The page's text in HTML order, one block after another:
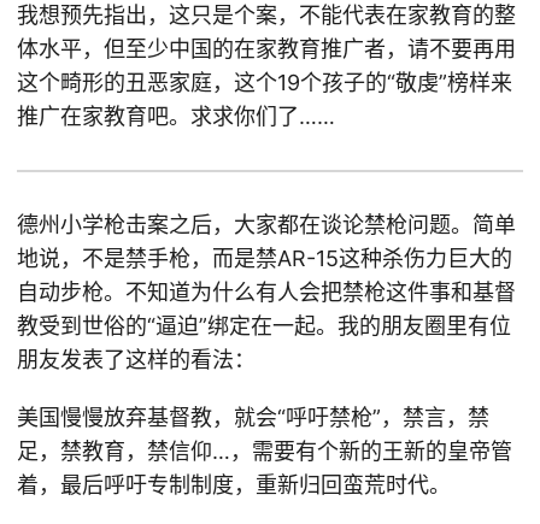
我想预先指出，这只是个案，不能代表在家教育的整
体水平，但至少中国的在家教育推广者，请不要再用
这个畸形的丑恶家庭，这个19个孩子的“敬虔”榜样来
推广在家教育吧。求求你们了……
德州小学枪击案之后，大家都在谈论禁枪问题。简单
地说，不是禁手枪，而是禁AR-15这种杀伤力巨大的
自动步枪。不知道为什么有人会把禁枪这件事和基督
教受到世俗的“逼迫”绑定在一起。我的朋友圈里有位
朋友发表了这样的看法：
美国慢慢放弃基督教，就会“呼吁禁枪”，禁言，禁
足，禁教育，禁信仰…，需要有个新的王新的皇帝管
着，最后呼吁专制制度，重新归回蛮荒时代。